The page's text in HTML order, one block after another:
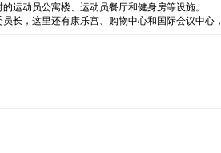
运动员公寓楼、运动员餐厅和健身房等设施。
长，这里还有康乐宫、购物中心和国际会议中